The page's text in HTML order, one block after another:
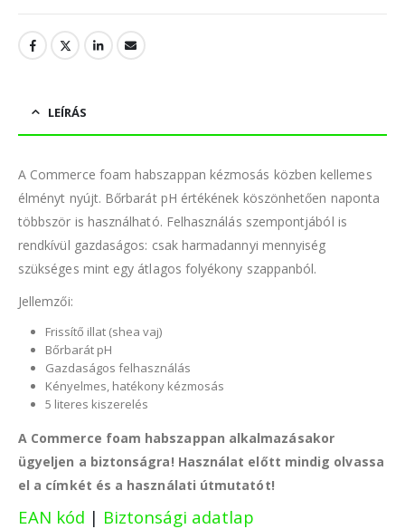
LEÍRÁS
A Commerce foam habszappan kézmosás közben kellemes
élményt nyújt. Bőrbarát pH értékének köszönhetően naponta
többször is használható. Felhasználás szempontjából is
rendkívül gazdaságos: csak harmadannyi mennyiség
szükséges mint egy átlagos folyékony szappanból.
Jellemzői:
Frissítő illat (shea vaj)
Bőrbarát pH
Gazdaságos felhasználás
Kényelmes, hatékony kézmosás
5 literes kiszerelés
A Commerce foam habszappan alkalmazásakor
ügyeljen a biztonságra! Használat előtt mindig olvassa
el a címkét és a használati útmutatót!
EAN kód | Biztonsági adatlap